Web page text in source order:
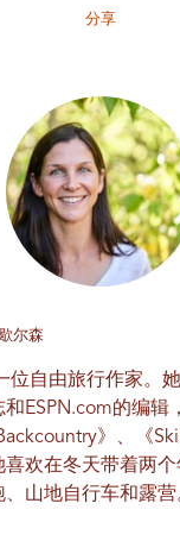
分享
尔森
位自由旅行作家。
ESPN.com的编辑
》、《
欢在冬天带着两
山地自行车和露营